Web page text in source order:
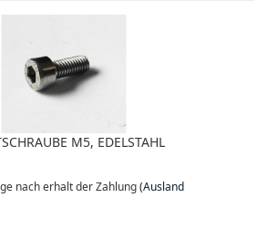
M5, EDELSTAHL
nach erhalt der Zahlung(Ausland